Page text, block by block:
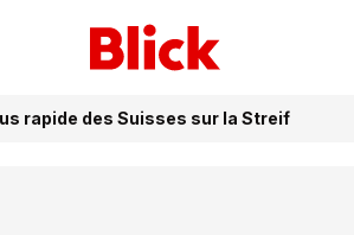
rapide des Suisses sur la Streif